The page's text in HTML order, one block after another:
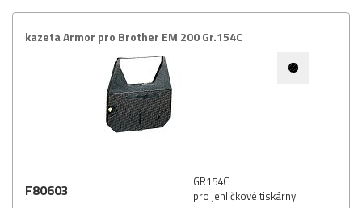
kazeta Armor pro Brother EM 200 Gr.​154C
F80603
GR154C
pro jehličkové tiskárny